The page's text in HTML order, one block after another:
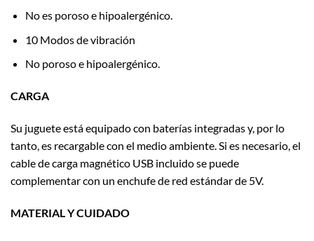
No es poroso e hipoalergénico.
10 Modos de vibración
No poroso e hipoalergénico.
CARGA
Su juguete está equipado con baterías integradas y, por lo
tanto, es recargable con el medio ambiente. Si es necesario, el
cable de carga magnético USB incluido se puede
complementar con un enchufe de red estándar de 5V.
MATERIAL Y CUIDADO